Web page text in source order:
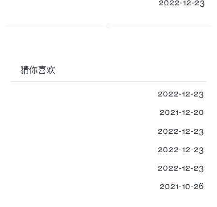
猜你喜欢
2022-12-23
2021-12-20
2022-12-23
2022-12-23
2022-12-23
2021-10-26